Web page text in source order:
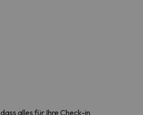
alles für Ihre Check-in